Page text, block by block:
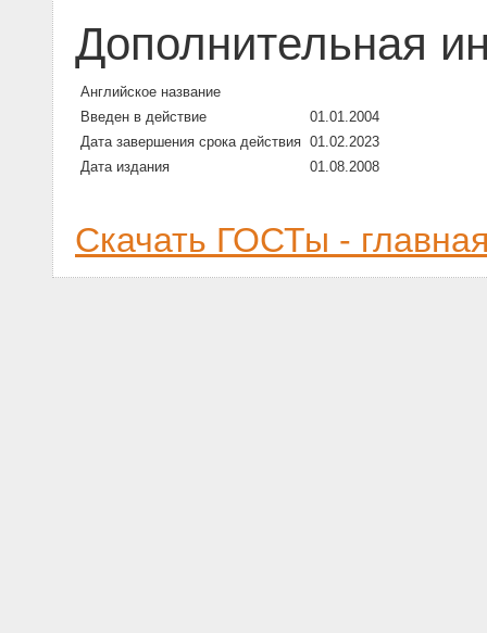
Дополнительная
Английское название
Введен в действие
01.01.2004
Дата завершения срока действия 01.02.2023
Дата издания
01.08.2008
Скачать ГОСТы -